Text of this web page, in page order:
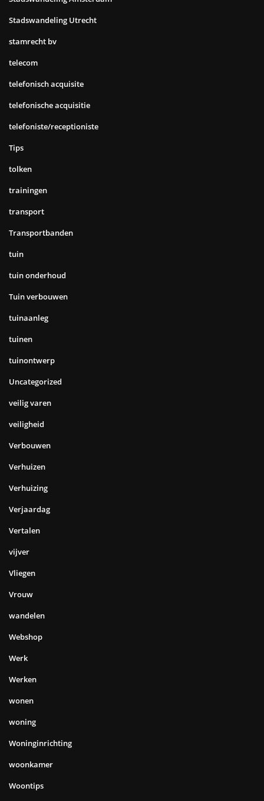
Stadswandeling Utrecht
stamrecht bv
telecom
telefonisch acquisite
telefonische acquisitie
telefoniste/receptioniste
Tips
tolken
trainingen
transport
Transportbanden
tuin
tuin onderhoud
Tuin verbouwen
tuinaanleg
tuinen
tuinontwerp
Uncategorized
veilig varen
veiligheid
Verbouwen
Verhuizen
Verhuizing
Verjaardag
Vertalen
vijver
Vliegen
Vrouw
wandelen
Webshop
Werk
Werken
wonen
woning
Woninginrichting
woonkamer
Woontips